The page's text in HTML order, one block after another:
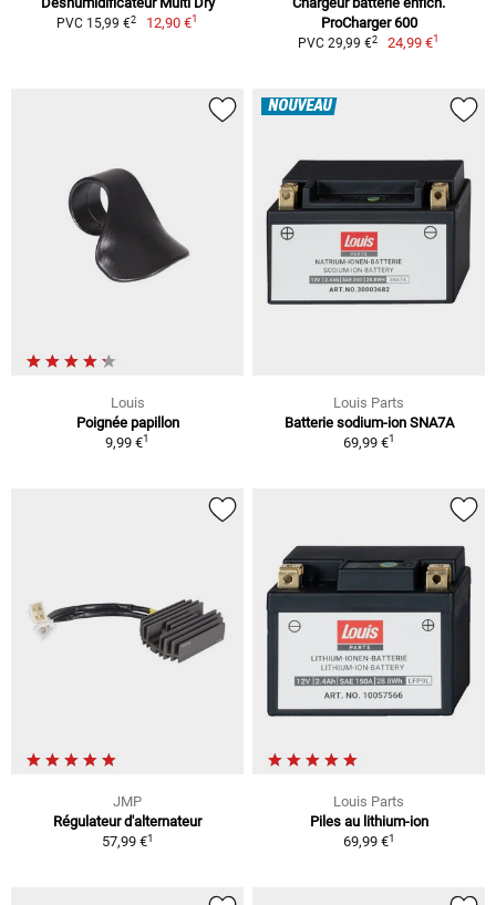
PVC 15,99 €2 12,90 €1
ProCharger 600
PVC 29,99 €2 24,99 €1
Louis
Poignée papillon
9,99 €1
NOUVEAU
Louis Parts
Batterie sodium-ion SNA7A
69,99 €1
JMP
Régulateur d'alternateur
57,99 €1
Louis Parts
Piles au lithium-ion
69,99 €1